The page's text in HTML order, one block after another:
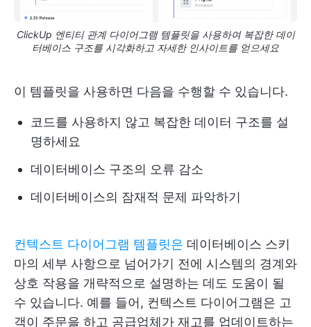
ClickUp 엔티티 관계 다이어그램 템플릿을 사용하여 복잡한 데이
터베이스 구조를 시각화하고 자세한 인사이트를 얻으세요
이 템플릿을 사용하면 다음을 수행할 수 있습니다.
코드를 사용하지 않고 복잡한 데이터 구조를 설
명하세요
데이터베이스 구조의 오류 감소
데이터베이스의 잠재적 문제 파악하기
컨텍스트 다이어그램 템플릿은 데이터베이스 스키
마의 세부 사항으로 넘어가기 전에 시스템의 경계와
상호 작용을 개략적으로 설명하는 데도 도움이 될
수 있습니다. 예를 들어, 컨텍스트 다이어그램은 고
객이 주문을 하고 공급업체가 재고를 업데이트하는